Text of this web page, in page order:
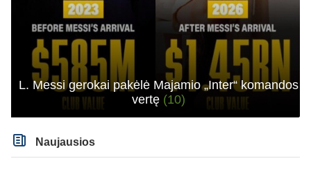
L. Messi gerokai pakėlė Majamio „Inter“ komandos
vertę (10)
Naujausios